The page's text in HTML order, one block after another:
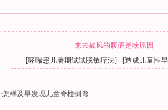
来去如风的腹痛是啥原因
[哮喘患儿暑期试试脱敏疗法] [造成儿童性
·怎样及早发现儿童脊柱侧弯